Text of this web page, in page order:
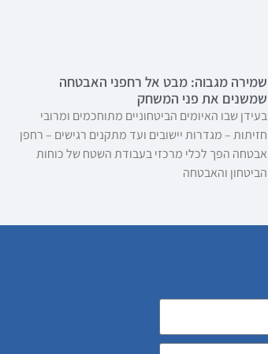
שמירה מגבוה: מבט אל רחפני האבטחה
שמשנים את פני המשחק
בעידן שבו האיומים הביטחוניים מתוחכמים ומרובי
חזיתות – מגדרות יישובים ועד מתקנים רגישים – רחפן
אבטחה הפך לכלי מרכזי בעבודת השטח של כוחות
הביטחון והאבטחה